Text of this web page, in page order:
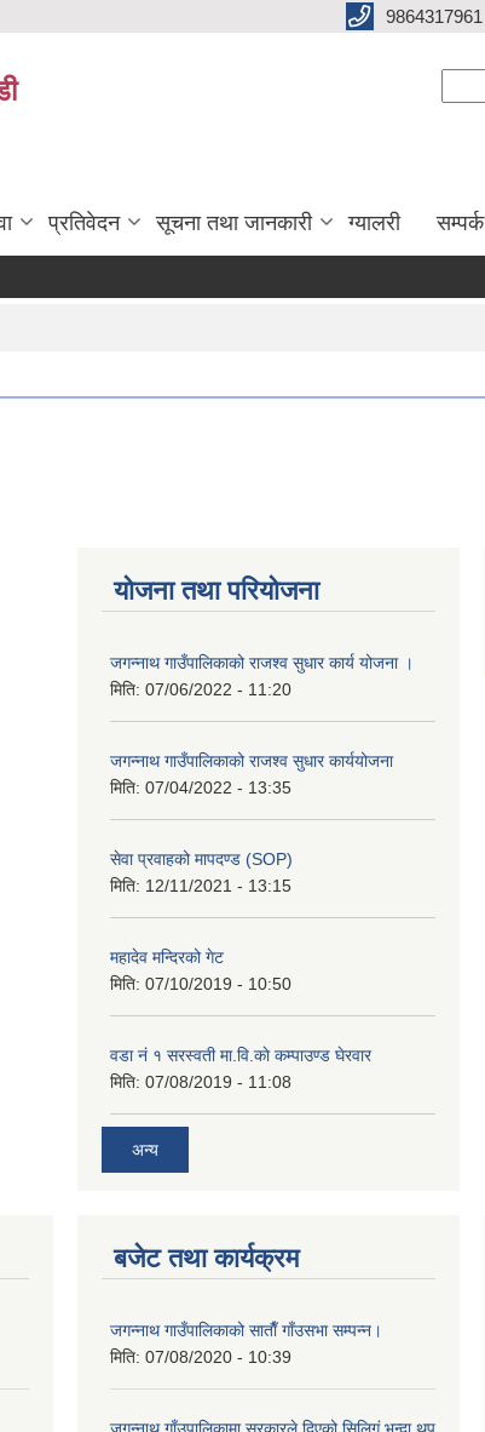
9864317961
प्रतिवेदन सूचना तथा जानकारी ग्यालरी सम्पर्क
योजना तथा परियोजना
जगन्नाथ गाउँपालिकाको राजश्व सुधार कार्य योजना ।
मिति: 07/06/2022 - 11:20
जगन्नाथ गाउँपालिकाको राजश्व सुधार कार्ययोजना
मिति: 07/04/2022 - 13:35
सेवा प्रवाहको मापदण्ड (SOP)
मिति: 12/11/2021 - 13:15
महादेव मन्दिरको गेट
मिति: 07/10/2019 - 10:50
वडा नं १ सरस्वती मा.वि.काे कम्पाउण्ड घेरवार
मिति: 07/08/2019 - 11:08
अन्य
बजेट तथा कार्यक्रम
जगन्नाथ गाउँपालिकाको साताैँ गाँउसभा सम्पन्न।
मिति: 07/08/2020 - 10:39